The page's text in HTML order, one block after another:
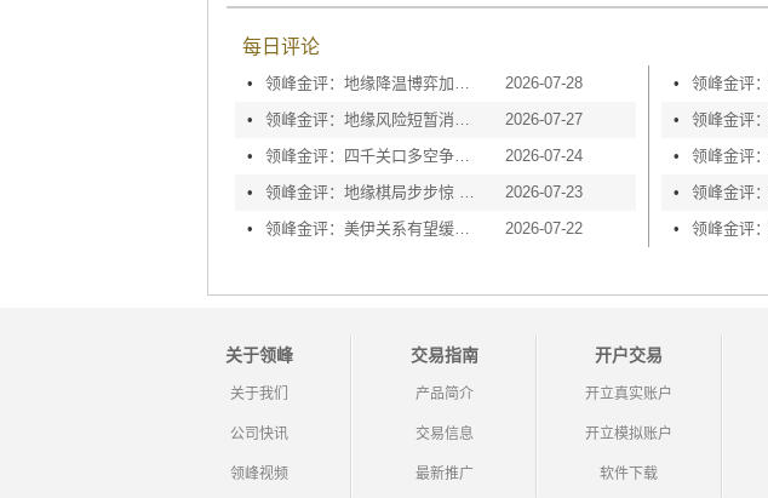
每日评论
•
2026-07-28
•
2026-07-27
•
领峰金评：四千关口多空争夺 加息阴云笼罩金市
2026-07-24
•
2026-07-23
•
领峰金评：美伊关系有望缓和 黄金趁势迅速反弹 2026-07-22
•
•
•
•
•
关于领峰
关于我们
公司快讯
领峰视频
交易指南
产品简介
交易信息
最新推广
开户交易
开立真实账户
开立模拟账户
软件下载